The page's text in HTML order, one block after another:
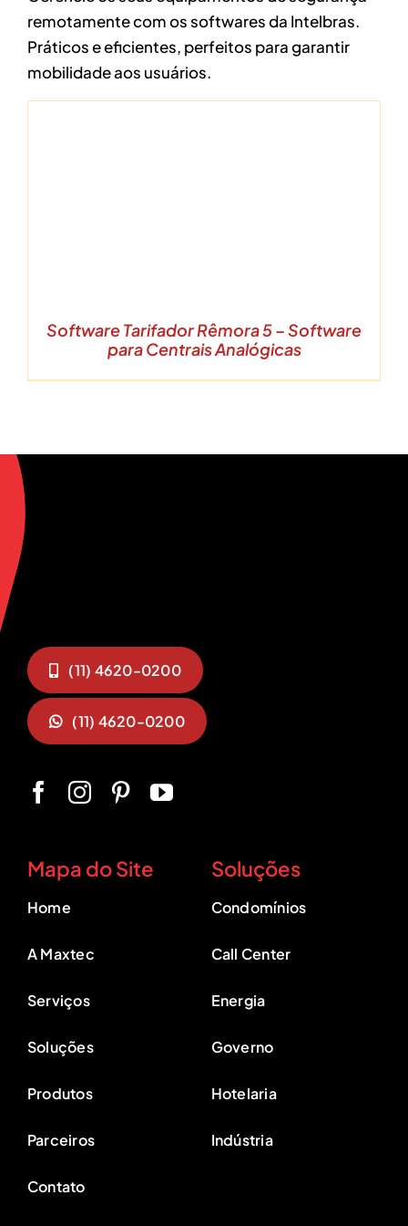
remotamente com os softwares da Intelbras.
Práticos e eficientes, perfeitos para garantir
mobilidade aos usuários.
Software Tarifador Rêmora 5 – Software
para Centrais Analógicas
(11) 4620-0200
(11) 4620-0200
Mapa do Site
Home
A Maxtec
Serviços
Soluções
Produtos
Parceiros
Contato
Soluções
Condomínios
Call Center
Energia
Governo
Hotelaria
Indústria